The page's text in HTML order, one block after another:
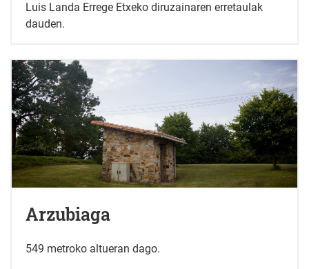
Luis Landa Errege Etxeko diruzainaren erretaulak
dauden.
Arzubiaga
549 metroko altueran dago.